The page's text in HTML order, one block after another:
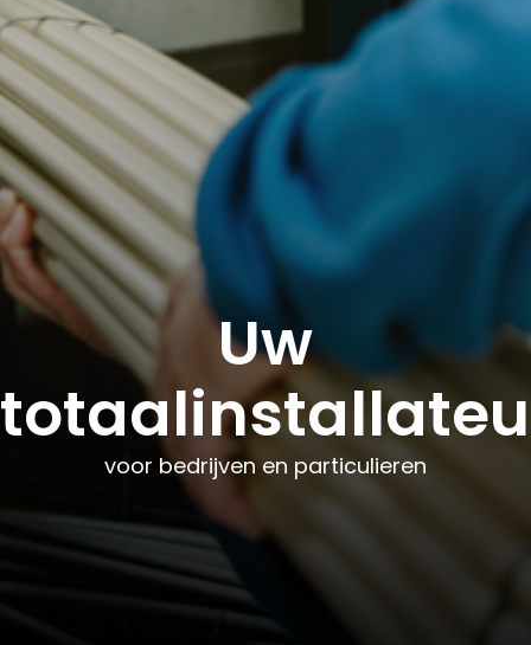
Uw
voor bedrijven en particulieren
Uw
voor bedrijven en particulieren
Uw
voor bedrijven en particulieren